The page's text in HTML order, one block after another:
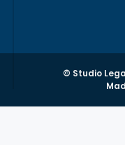
© Studio